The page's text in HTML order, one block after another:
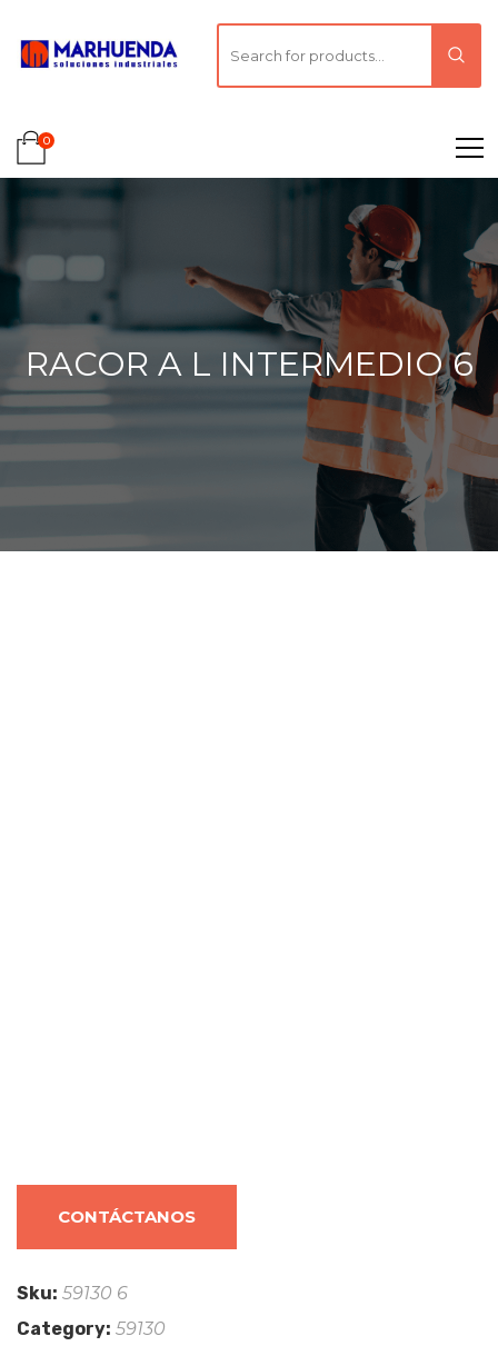
0
RACOR A L INTERMEDIO 6
CONTÁCTANOS
Sku: 59130 6
Category: 59130